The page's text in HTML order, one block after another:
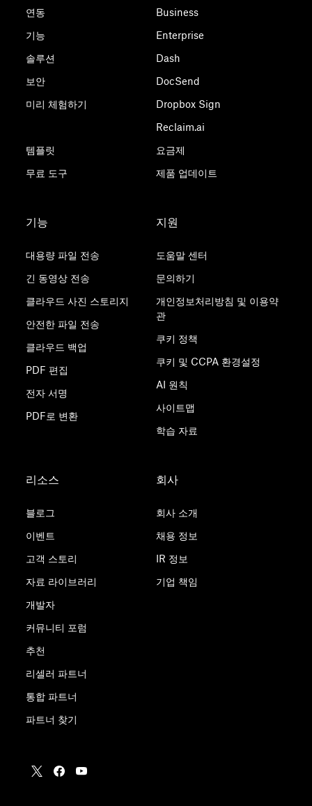
연동
기능
솔루션
보안
미리 체험하기
템플릿
무료 도구
Business
Enterprise
Dash
DocSend
Dropbox Sign
Reclaim.ai
요금제
제품 업데이트
기능
대용량 파일 전송
긴 동영상 전송
클라우드 사진 스토리지
안전한 파일 전송
클라우드 백업
PDF 편집
전자 서명
PDF로 변환
지원
도움말 센터
문의하기
개인정보처리방침 및 이용약
관
쿠키 정책
쿠키 및 CCPA 환경설정
AI 원칙
사이트맵
학습 자료
리소스
블로그
이벤트
고객 스토리
자료 라이브러리
개발자
커뮤니티 포럼
추천
리셀러 파트너
통합 파트너
파트너 찾기
회사
회사 소개
채용 정보
IR 정보
기업 책임